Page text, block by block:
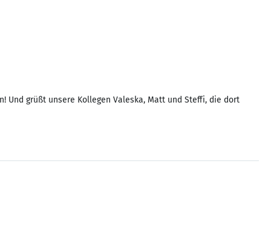
Und grüßt unsere Kollegen Valeska, Matt und Steffi, die dort